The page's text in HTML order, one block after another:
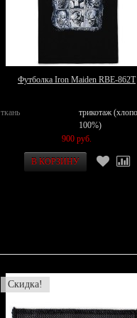
Футболка Iron Maiden RBE-862T
ткань
трикотаж
100%)
900 руб.
Скидка!